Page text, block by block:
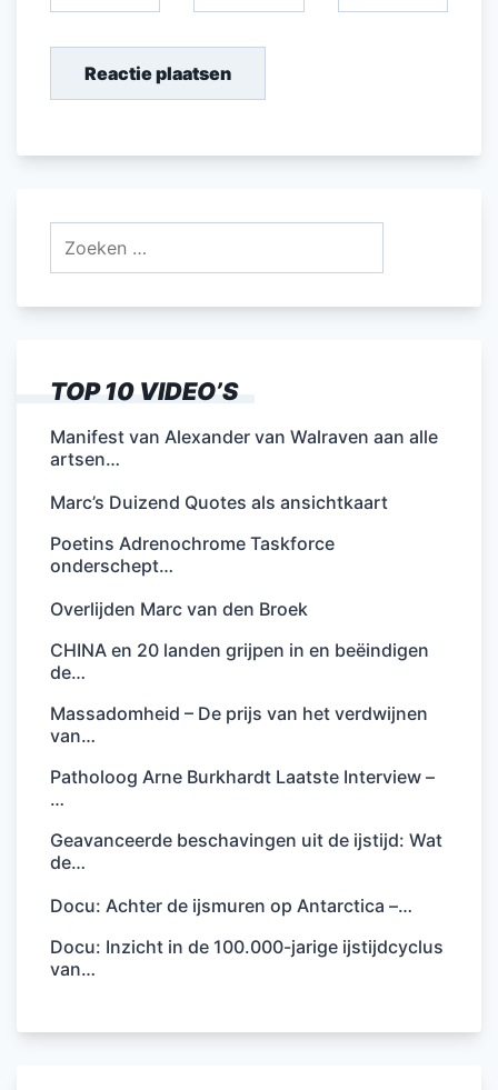
TOP 10 VIDEO’S
Manifest van Alexander van Walraven aan alle
artsen…
Marc’s Duizend Quotes als ansichtkaart
Poetins Adrenochrome Taskforce
onderschept…
Overlijden Marc van den Broek
CHINA en 20 landen grijpen in en beëindigen
de…
Massadomheid – De prijs van het verdwijnen
van…
Patholoog Arne Burkhardt Laatste Interview –
…
Geavanceerde beschavingen uit de ijstijd: Wat
de…
Docu: Achter de ijsmuren op Antarctica –…
Docu: Inzicht in de 100.000-jarige ijstijdcyclus
van…